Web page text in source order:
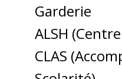
Garderie
ALSH
CLAS